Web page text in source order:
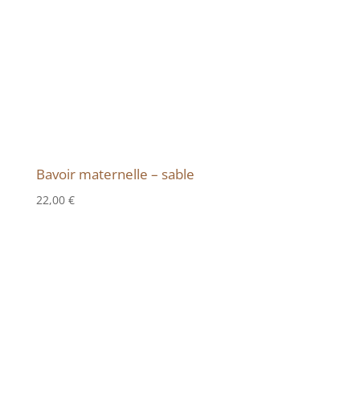
Bavoir maternelle – sable
22,00 €